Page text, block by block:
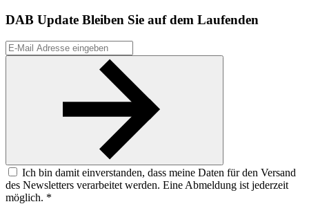
DAB Update Bleiben Sie auf dem Laufenden
Ich bin damit einverstanden, dass meine Daten für den Versand
des Newsletters verarbeitet werden. Eine Abmeldung ist jederzeit
möglich. *